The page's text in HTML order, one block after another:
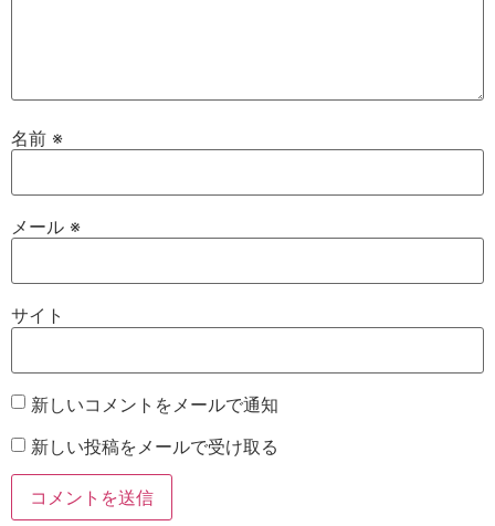
名前 ※
メール ※
サイト
新しいコメントをメールで通知
新しい投稿をメールで受け取る